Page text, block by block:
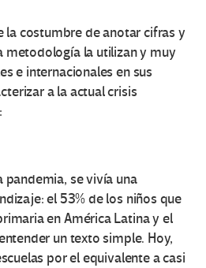
la costumbre de anotar cifras y
metodología la utilizan y muy
e internacionales en sus
a la actual crisis
pandemia, se vivía una
el 53% de los niños que
en América Latina y el
un texto simple. Hoy,
por el equivalente a casi